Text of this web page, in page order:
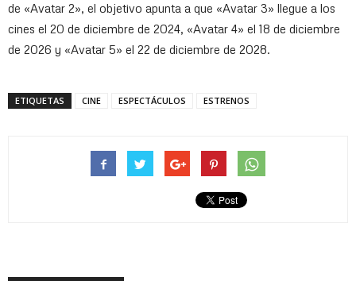
de «Avatar 2», el objetivo apunta a que «Avatar 3» llegue a los
cines el 20 de diciembre de 2024, «Avatar 4» el 18 de diciembre
de 2026 y «Avatar 5» el 22 de diciembre de 2028.
ETIQUETAS CINE ESPECTÁCULOS ESTRENOS